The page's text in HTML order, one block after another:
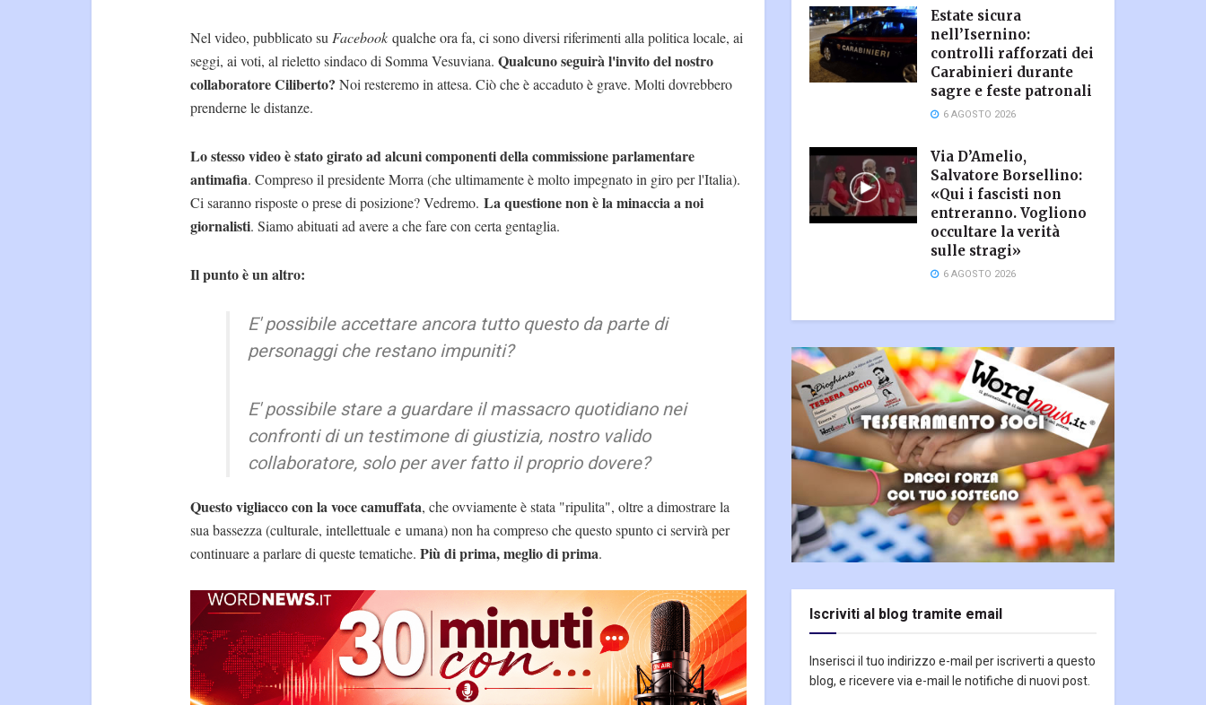
Nel video, pubblicato suFacebook qualche ora fa, ci sono diversi riferimenti alla politica locale, ai
seggi, ai voti, al rieletto sindaco di Somma Vesuviana. Qualcuno seguirà l'invito del nostro
collaboratore Ciliberto? Noi resteremo in attesa. Ciò che è accaduto è grave. Molti dovrebbero
prenderne le distanze.
Lo stesso video è stato girato ad alcuni componenti della commissione parlamentare
antimafia. Compreso il presidente Morra (che ultimamente è molto impegnato in giro per l'Italia).
Ci saranno risposte o prese di posizione? Vedremo. La questione non è la minaccia a noi
giornalisti. Siamo abituati ad avere a che fare con certa gentaglia.
Il punto è un altro:
E' possibile accettare ancora tutto questo da parte di
personaggi che restano impuniti?
E' possibile stare a guardare il massacro quotidiano nei
confronti di un testimone di giustizia, nostro valido
collaboratore, solo per aver fatto il proprio dovere?
Questo vigliacco con la voce camuffata, che ovviamente è stata "ripulita", oltre a dimostrare la
sua bassezza (culturale, intellettuale e umana) non ha compreso che questo spunto ci servirà per
continuare a parlare di queste tematiche. Più di prima, meglio di prima.
Estate sicura
nell’Isernino:
controlli rafforzati dei
Carabinieri durante
sagre e feste patronali
6 AGOSTO 2026
Via D’Amelio,
Salvatore Borsellino:
«Qui i fascisti non
entreranno. Vogliono
occultare la verità
sulle stragi»
6 AGOSTO 2026
Iscriviti al blog tramite email
Inserisci il tuo indirizzo e-mail per iscriverti a questo
blog, e ricevere via e-mail le notifiche di nuovi post.